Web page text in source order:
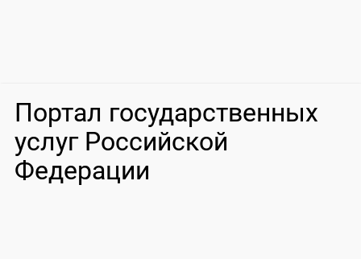
Портал государственных
услуг Российской
Федерации